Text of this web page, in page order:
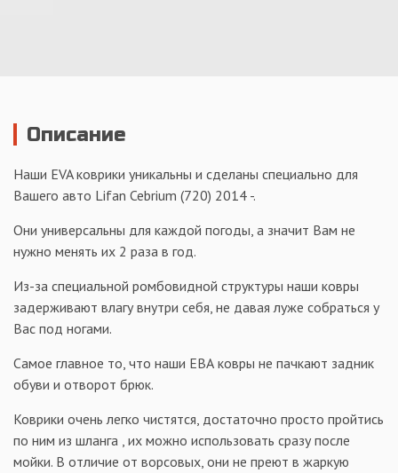
Описание
Наши EVA коврики уникальны и сделаны специально для
Вашего авто Lifan Cebrium (720) 2014 -.
Они универсальны для каждой погоды, а значит Вам не
нужно менять их 2 раза в год.
Из-за специальной ромбовидной структуры наши ковры
задерживают влагу внутри себя, не давая луже собраться у
Вас под ногами.
Самое главное то, что наши ЕВА ковры не пачкают задник
обуви и отворот брюк.
Коврики очень легко чистятся, достаточно просто пройтись
по ним из шланга , их можно использовать сразу после
мойки. В отличие от ворсовых, они не преют в жаркую